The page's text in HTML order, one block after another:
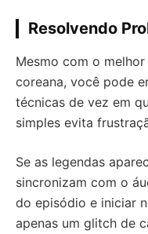
Resolvendo
Mesmo com o
coreana, você pode
técnicas de vez em
simples evita
Se as legendas
sincronizam com o
do episódio e iniciar
apenas um glitch de